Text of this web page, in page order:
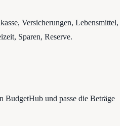
Versicherungen, Lebensmittel,
Sparen, Reserve.
und passe die Beträge